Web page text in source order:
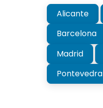
Alicante
Barcelona
Madrid
Pontevedra